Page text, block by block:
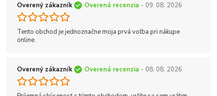
Overený zákazník Overená recenzia - 09. 08. 2026
Tento obchod je jednoznačne moja prvá voľba pri nákupe
online.
Overený zákazník Overená recenzia - 08. 08. 2026